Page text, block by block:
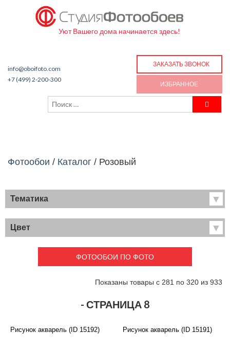
Уют Вашего дома начинается здесь!
info@oboifoto.com
+7 (499) 2-200-300
ЗАКАЗАТЬ ЗВОНОК
ИЗБРАННОЕ
Фотообои / Каталог / Розовый
Тематика
Хиты продаж
Фрески
Детские
Карты
Перспектива
Города
Живопись
Животный мир
Еда и напитки
Архитектура
Цвет
ФОТООБОИ ПО ФОТО
Показаны товары с 281 по 320 из 933
- СТРАНИЦА 8
Рисунок акварель (ID 15192) Рисунок акварель (ID 15191)